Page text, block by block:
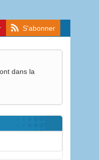
S'abonner
dans la